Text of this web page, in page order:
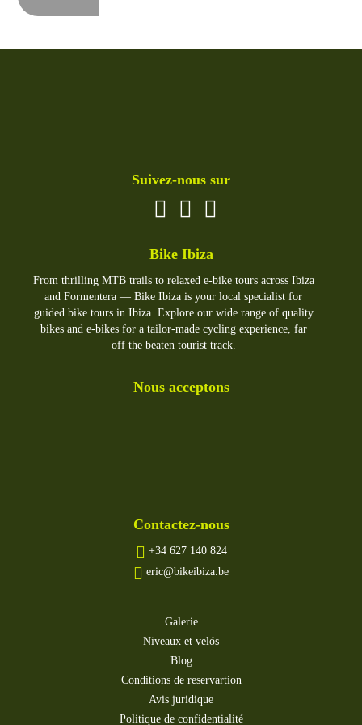
Suivez-nous sur
Bike Ibiza
From thrilling MTB trails to relaxed e-bike tours across Ibiza
and Formentera — Bike Ibiza is your local specialist for
guided bike tours in Ibiza. Explore our wide range of quality
bikes and e-bikes for a tailor-made cycling experience, far
off the beaten tourist track.
Nous acceptons
Contactez-nous
+34 627 140 824
eric@bikeibiza.be
Galerie
Niveaux et velós
Blog
Conditions de reservartion
Avis juridique
Politique de confidentialité